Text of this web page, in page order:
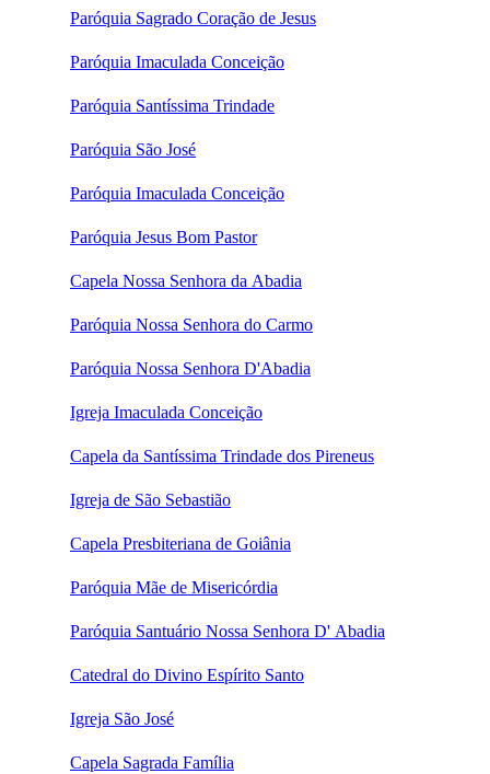
Paróquia Sagrado Coração de Jesus
Paróquia Imaculada Conceição
Paróquia Santíssima Trindade
Paróquia São José
Paróquia Imaculada Conceição
Paróquia Jesus Bom Pastor
Capela Nossa Senhora da Abadia
Paróquia Nossa Senhora do Carmo
Paróquia Nossa Senhora D'Abadia
Igreja Imaculada Conceição
Capela da Santíssima Trindade dos Pireneus
Igreja de São Sebastião
Capela Presbiteriana de Goiânia
Paróquia Mãe de Misericórdia
Paróquia Santuário Nossa Senhora D' Abadia
Catedral do Divino Espírito Santo
Igreja São José
Capela Sagrada Família